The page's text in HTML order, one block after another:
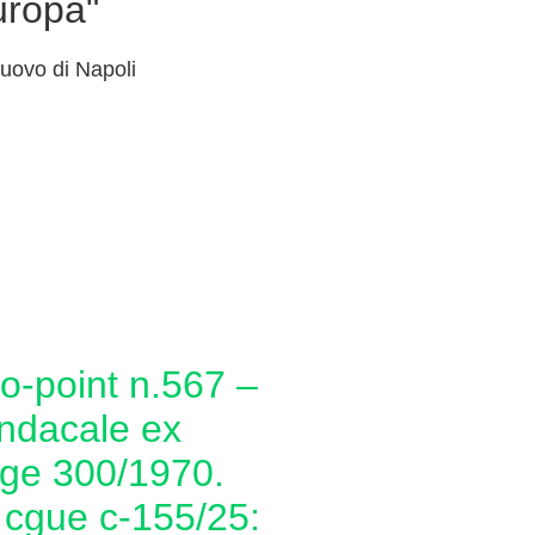
di Napoli
ex
300/1970.
c‑155/25: